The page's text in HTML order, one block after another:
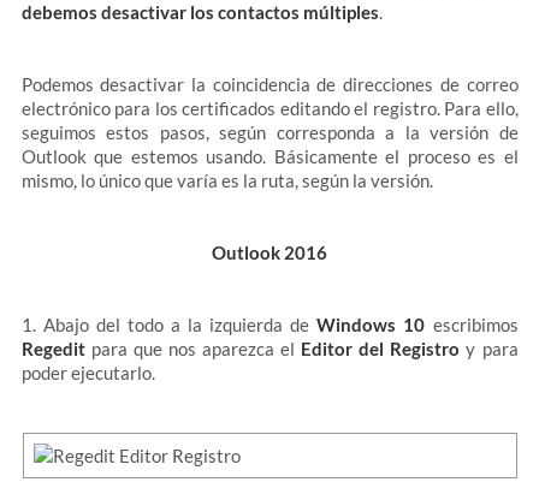
debemos desactivar los contactos múltiples.
Podemos desactivar la coincidencia de direcciones de correo
electrónico para los certificados editando el registro. Para ello,
seguimos estos pasos, según corresponda a la versión de
Outlook que estemos usando. Básicamente el proceso es el
mismo, lo único que varía es la ruta, según la versión.
Outlook 2016
1. Abajo del todo a la izquierda deWindows 10 escribimos
Regeditpara que nos aparezca el Editor del Registro y para
poder ejecutarlo.